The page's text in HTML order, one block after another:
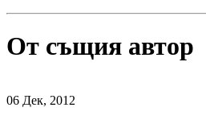
От същия автор
06 Дек, 2012